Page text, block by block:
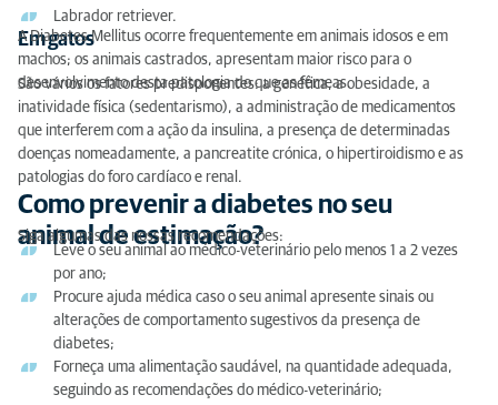
Labrador retriever.
Em gatos
A Diabetes Mellitus ocorre frequentemente em animais idosos e em
machos; os animais castrados, apresentam maior risco para o
desenvolvimento desta patologia do que as fêmeas.
São vários os fatores predisponentes: a genética, a obesidade, a
inatividade física (sedentarismo), a administração de medicamentos
que interferem com a ação da insulina, a presença de determinadas
doenças nomeadamente, a pancreatite crónica, o hipertiroidismo e as
patologias do foro cardíaco e renal.
Como prevenir a diabetes no seu
animal de estimação?
Siga algumas das nossas recomendações:
Leve o seu animal ao médico-veterinário pelo menos 1 a 2 vezes
por ano;
Procure ajuda médica caso o seu animal apresente sinais ou
alterações de comportamento sugestivos da presença de
diabetes;
Forneça uma alimentação saudável, na quantidade adequada,
seguindo as recomendações do médico-veterinário;